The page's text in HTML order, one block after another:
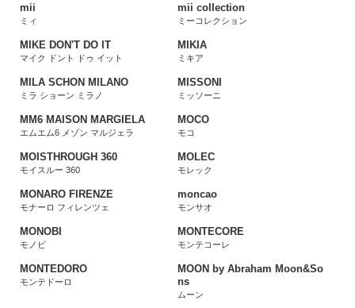
mii
ミィ
mii collection
ミーコレクション
MIKE DON'T DO IT
マイク ドント ドゥ イット
MIKIA
ミキア
MILA SCHON MILANO
ミラ ショーン ミラノ
MISSONI
ミッソーニ
MM6 MAISON MARGIELA
エムエム6 メゾン マルジェラ
MOCO
モコ
MOISTHROUGH 360
モイスルー 360
MOLEC
モレック
MONARO FIRENZE
モナーロ フィレンツェ
moncao
モンサオ
MONOBI
モノビ
MONTECORE
モンテコーレ
MONTEDORO
モンテドーロ
MOON by Abraham Moon&So
ns
ムーン